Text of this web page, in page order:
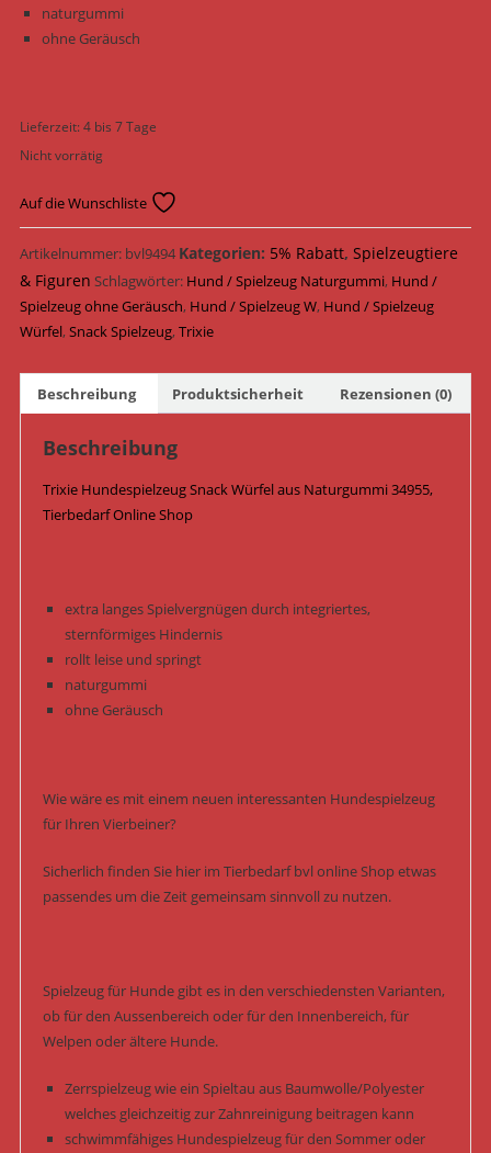
naturgummi
ohne Geräusch
Lieferzeit:4 bis 7 Tage
Nicht vorrätig
Auf die Wunschliste
Artikelnummer: bvl9494 Kategorien: 5% Rabatt, Spielzeugtiere
& Figuren Schlagwörter: Hund / Spielzeug Naturgummi, Hund /
Spielzeug ohne Geräusch, Hund / Spielzeug W, Hund / Spielzeug
Würfel,Snack Spielzeug,Trixie
Beschreibung Produktsicherheit Rezensionen (0)
Beschreibung
Trixie Hundespielzeug Snack Würfel aus Naturgummi 34955,
Tierbedarf Online Shop
extra langes Spielvergnügen durch integriertes,
sternförmiges Hindernis
rollt leise und springt
naturgummi
ohne Geräusch
Wie wäre es mit einem neuen interessanten Hundespielzeug
für Ihren Vierbeiner?
Sicherlich finden Sie hier im Tierbedarf bvl online Shop etwas
passendes um die Zeit gemeinsam sinnvoll zu nutzen.
Spielzeug für Hunde gibt es in den verschiedensten Varianten,
ob für den Aussenbereich oder für den Innenbereich, für
Welpen oder ältere Hunde.
Zerrspielzeug wie ein Spieltau aus Baumwolle/Polyester
welches gleichzeitig zur Zahnreinigung beitragen kann
schwimmfähiges Hundespielzeug für den Sommer oder